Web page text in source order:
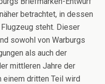
betrachtet, in dessen
steht. Dieser
sowohl von Warburgs
als auch der
mittleren Jahre der
einem dritten Teil wird